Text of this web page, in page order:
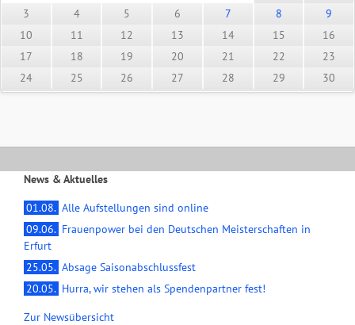
3
4 5 6 7 8
9
10
11 12 13 14 15
16
17
18 19 20 21 22
23
24
25 26 27 28 29 30
News & Aktuelles
01.08. Alle Aufstellungen sind online
09.06. Frauenpower bei den Deutschen Meisterschaften in
Erfurt
25.05. Absage Saisonabschlussfest
20.05. Hurra, wir stehen als Spendenpartner fest!
Zur Newsübersicht